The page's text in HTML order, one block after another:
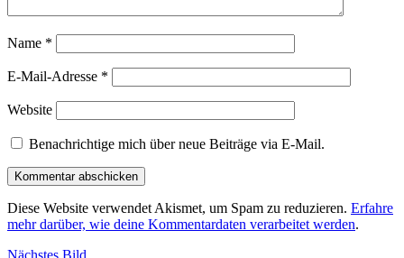
Name *
E-Mail-Adresse *
Website
Benachrichtige mich über neue Beiträge via E-Mail.
Diese Website verwendet Akismet, um Spam zu reduzieren. Erfahre
mehr darüber, wie deine Kommentardaten verarbeitet werden.
Nächstes Bild